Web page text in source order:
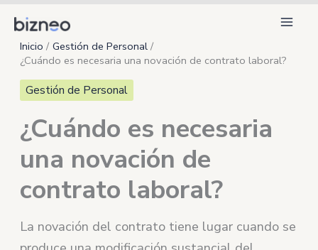
contenido
Inicio
Gestión de Personal
¿Cuándo es necesaria una novación de contrato laboral?
Gestión de Personal
¿Cuándo es necesaria
una novación de
contrato laboral?
La novación del contrato tiene lugar cuando se